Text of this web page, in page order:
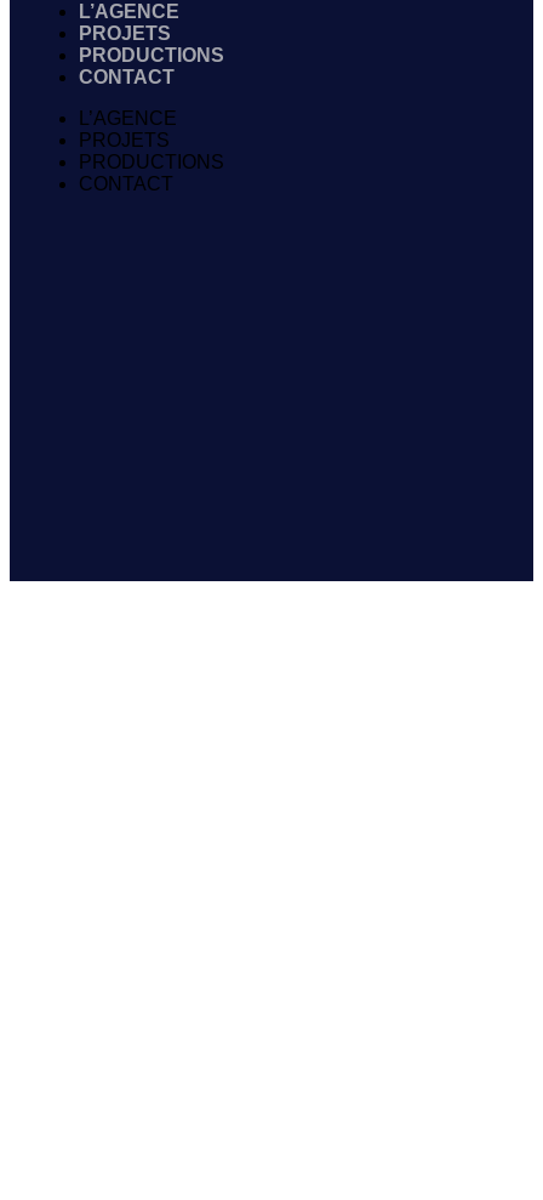
L’AGENCE
PROJETS
PRODUCTIONS
CONTACT
L’AGENCE
PROJETS
PRODUCTIONS
CONTACT